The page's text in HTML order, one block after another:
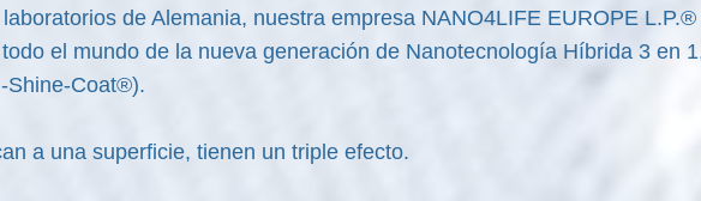
de Alemania, nuestra empresa NANO4LIFE EUROPE
el mundo de la nueva generación de Nanotecnología Híbrida 3 en
Shine-Coat®).
a una superficie, tienen un triple efecto.